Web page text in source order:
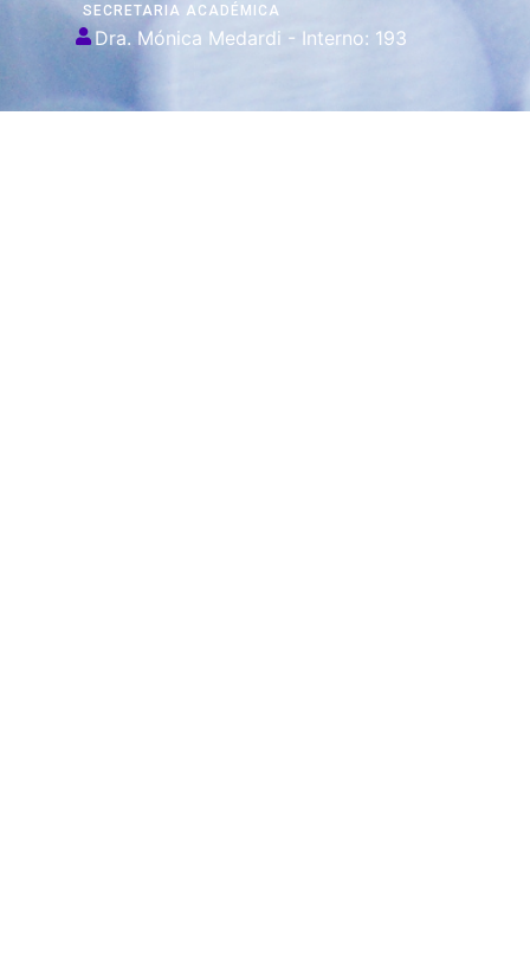
SECRETARIA ACADÉMICA
Dra. Mónica Medardi - Interno: 193